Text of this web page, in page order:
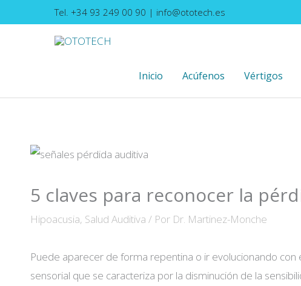
al
Tel. +34 93 249 00 90 | info@ototech.es
Inicio Acúfenos Vértigos
5 claves para reconocer la
Hipoacusia, Salud Auditiva / Por Dr. Martinez-Monche
Puede aparecer de forma repentina o ir evolucionando con
sensorial que se caracteriza por la disminución de la